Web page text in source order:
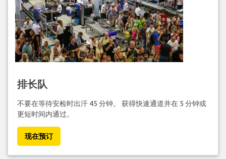
排长队
不要在等待安检时出汗 45 分钟。 获得快速通道并在 5 分钟或
更短时间内通过。
现在预订